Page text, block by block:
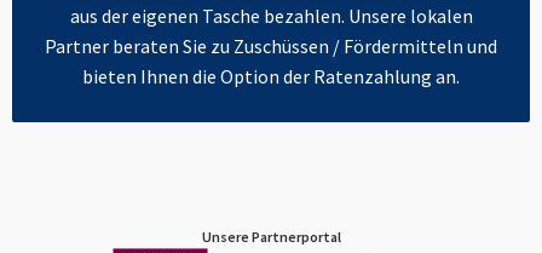
aus der eigenen Tasche bezahlen. Unsere lokalen
Partner beraten Sie zu Zuschüssen / Fördermitteln und
bieten Ihnen die Option der Ratenzahlung an.
Unsere Partnerportal